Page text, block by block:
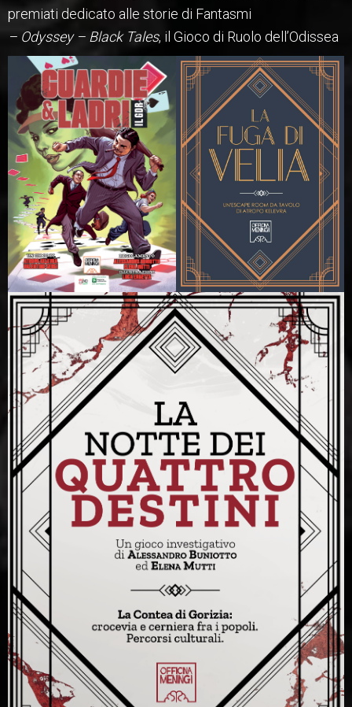
premiati dedicato alle storie di Fantasmi
– Odyssey – Black Tales, il Gioco di Ruolo dell’Odissea